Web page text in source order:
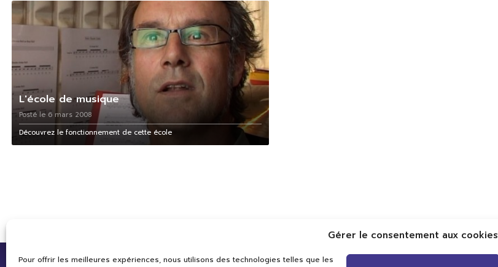
Gérer le consentement aux cookies
Pour offrir les meilleures expériences, nous utilisons des technologies telles que les
L'école de musique
Posté le 6 mars 2008
Découvrez le fonctionnement de cette école